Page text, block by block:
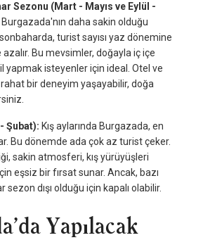
Sezonu (Mart - Mayıs ve Eylül -
daha sakin olduğu
turist sayısı yaz dönemine
Bu mevsimler, doğayla iç içe
yapmak isteyenler için ideal. Otel ve
bir deneyim yaşayabilir, doğa
Şubat): Kış aylarında Burgazada, en
Bu dönemde ada çok az turist çeker.
sakin atmosferi, kış yürüyüşleri
eşsiz bir fırsat sunar. Ancak, bazı
dışı olduğu için kapalı olabilir.
Yapılacak